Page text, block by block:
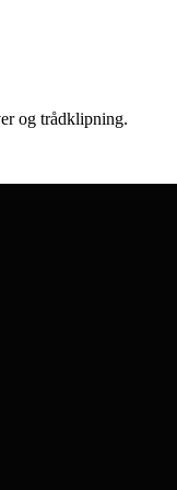
og trådklipning.